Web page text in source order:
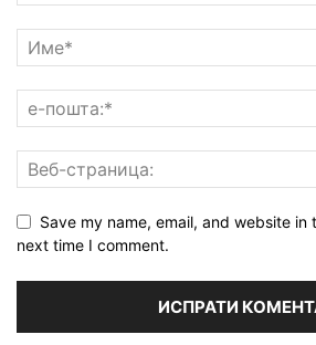
Save my name, email, and website in
next time I comment.